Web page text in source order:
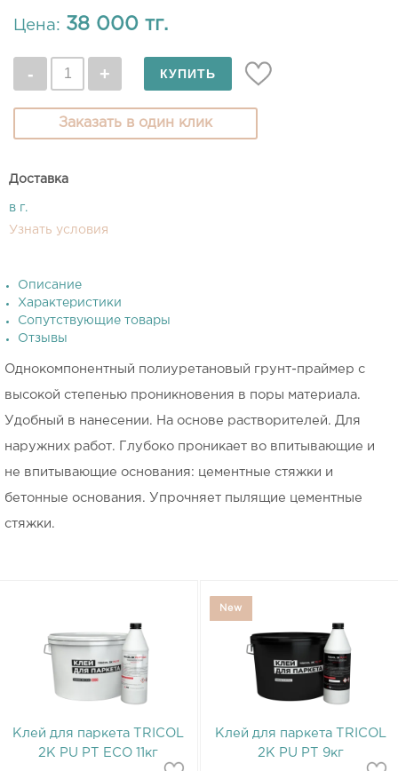
Цена: 38 000 тг.
Заказать в один клик
Доставка
в г.
Узнать условия
Описание
Характеристики
Сопутствующие товары
Отзывы
Однокомпонентный полиуретановый грунт-праймер с
высокой степенью проникновения в поры материала.
Удобный в нанесении. На основе растворителей. Для
наружних работ. Глубоко проникает во впитывающие и
не впитывающие основания: цементные стяжки и
бетонные основания. Упрочняет пылящие цементные
стяжки.
Клей для паркета TRICOL
2K PU PT ECO 11кг
New
Клей для паркета TRICOL
2K PU PT 9кг